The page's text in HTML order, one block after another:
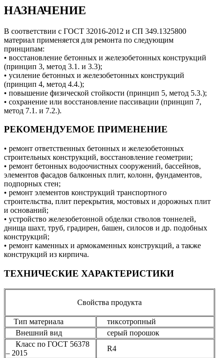
НАЗНАЧЕНИЕ
В соответствии с ГОСТ 32016-2012 и СП 349.1325800
материал применяется для ремонта по следующим
принципам:
• восстановление бетонных и железобетонных конструкций
(принцип 3, метод 3.1. и 3.3);
• усиление бетонных и железобетонных конструкций
(принцип 4, метод 4.4.);
• повышение физической стойкости (принцип 5, метод 5.3.);
• сохранение или восстановление пассивации (принцип 7,
метод 7.1. и 7.2.).
РЕКОМЕНДУЕМОЕ ПРИМЕНЕНИЕ
• ремонт ответственных бетонных и железобетонных
строительных конструкций, восстановление геометрии;
• ремонт бетонных водоочистных сооружений, бассейнов,
элементов фасадов балконных плит, колонн, фундаментов,
подпорных стен;
• ремонт элементов конструкций транспортного
строительства, плит перекрытия, мостовых и дорожных плит
и оснований;
• устройство железобетонной обделки стволов тоннелей,
днища шахт, труб, градирен, башен, силосов и др. подобных
конструкций;
• ремонт каменных и армокаменных конструкций, а также
конструкций из кирпича.
ТЕХНИЧЕСКИЕ ХАРАКТЕРИСТИКИ
Свойства продукта
Тип материала
тиксотропный
Внешний вид
серый порошок
Класс по ГОСТ 56378
– 2015
R4